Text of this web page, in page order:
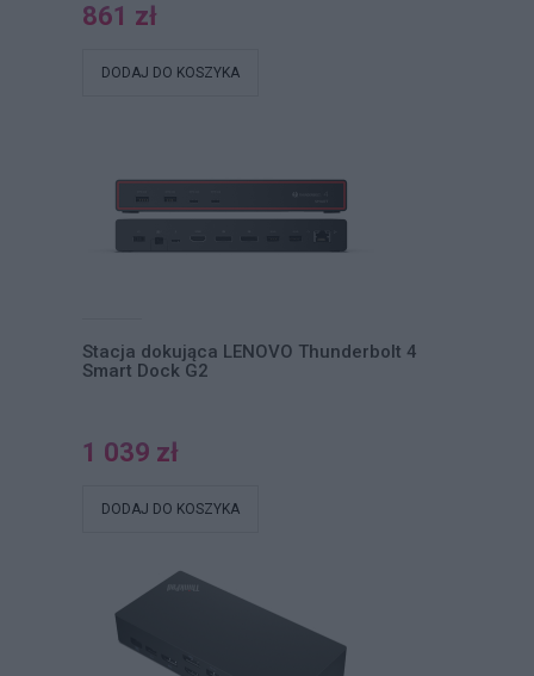
861 zł
DODAJ DO KOSZYKA
Stacja dokująca LENOVO Thunderbolt 4
Smart Dock G2
1 039 zł
DODAJ DO KOSZYKA